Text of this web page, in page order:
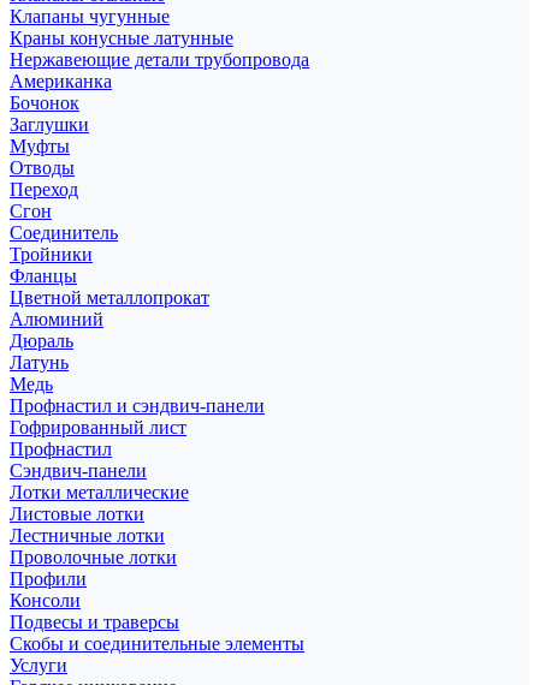
Клапаны чугунные
Краны конусные латунные
Нержавеющие детали трубопровода
Американка
Бочонок
Заглушки
Муфты
Отводы
Переход
Сгон
Соединитель
Тройники
Фланцы
Цветной металлопрокат
Алюминий
Дюраль
Латунь
Медь
Профнастил и сэндвич-панели
Гофрированный лист
Профнастил
Сэндвич-панели
Лотки металлические
Листовые лотки
Лестничные лотки
Проволочные лотки
Профили
Консоли
Подвесы и траверсы
Скобы и соединительные элементы
Услуги